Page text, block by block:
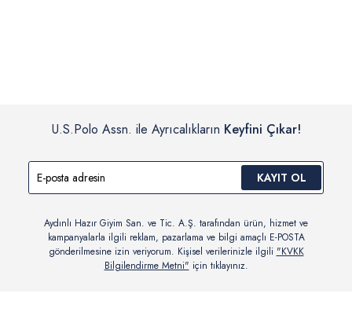
U.S.Polo Assn. ile Ayrıcalıkların Keyfini Çıkar!
KAYIT OL
Aydınlı Hazır Giyim San. ve Tic. A.Ş. tarafından ürün, hizmet ve
kampanyalarla ilgili reklam, pazarlama ve bilgi amaçlı E-POSTA
gönderilmesine izin veriyorum. Kişisel verilerinizle ilgili "KVKK
Bilgilendirme Metni" için tıklayınız.